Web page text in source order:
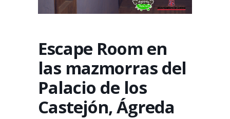
Escape Room en
las mazmorras del
Palacio de los
Castejón, Ágreda